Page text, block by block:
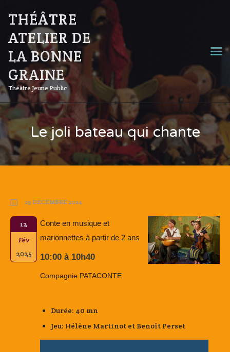
THÉÂTRE
ATELIER DE
LA BONNE
GRAINE
Théâtre Jeune Public
Le joli bateau qui chante
29 DÉCEMBRE 2024
12
Fév
2025
Conte en musique et
marionnettes à partir de 2 ans
10:00 à 10h40
Compagnie PATACONTE
Durée: 40 mn
Jeu: Hélène Martinot et Benoît Perset